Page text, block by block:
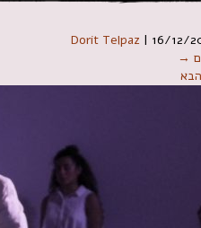
Dorit Telpaz | 16/12/
→